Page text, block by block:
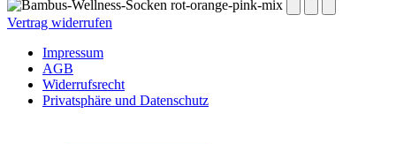
Vertrag widerrufen
Impressum
AGB
Widerrufsrecht
Privatsphäre und Datenschutz